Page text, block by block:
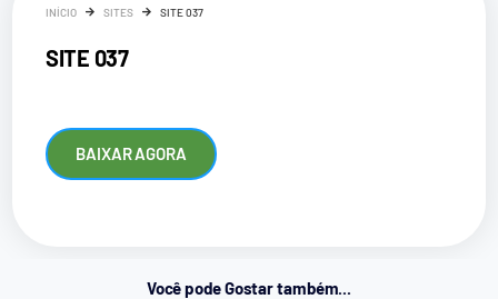
INÍCIO SITES SITE 037
SITE 037
BAIXAR AGORA
Você pode Gostar também...